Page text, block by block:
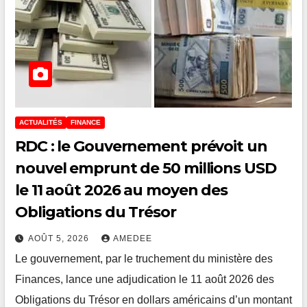
ACTUALITÉS FINANCE
RDC : le Gouvernement prévoit un
nouvel emprunt de 50 millions USD
le 11 août 2026 au moyen des
Obligations du Trésor
AOÛT 5, 2026 AMEDEE
Le gouvernement, par le truchement du ministère des
Finances, lance une adjudication le 11 août 2026 des
Obligations du Trésor en dollars américains d’un montant